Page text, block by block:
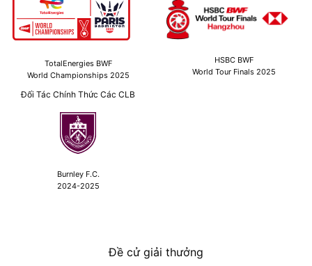
TotalEnergies BWF
World Championships 2025
HSBC BWF
World Tour Finals 2025
Đối Tác Chính Thức Các CLB
Burnley F.C.
2024-2025
Đề cử giải thưởng